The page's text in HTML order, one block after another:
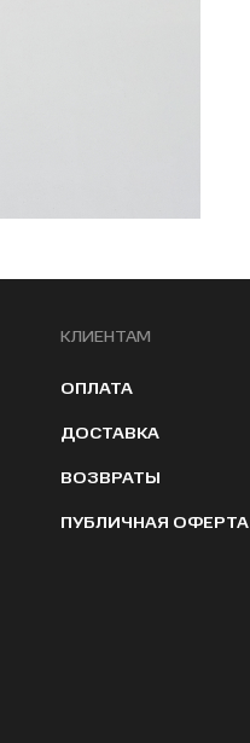
КЛИЕНТАМ
ОПЛАТА
ДОСТАВКА
ВОЗВРАТЫ
ПУБЛИЧНАЯ ОФЕРТА